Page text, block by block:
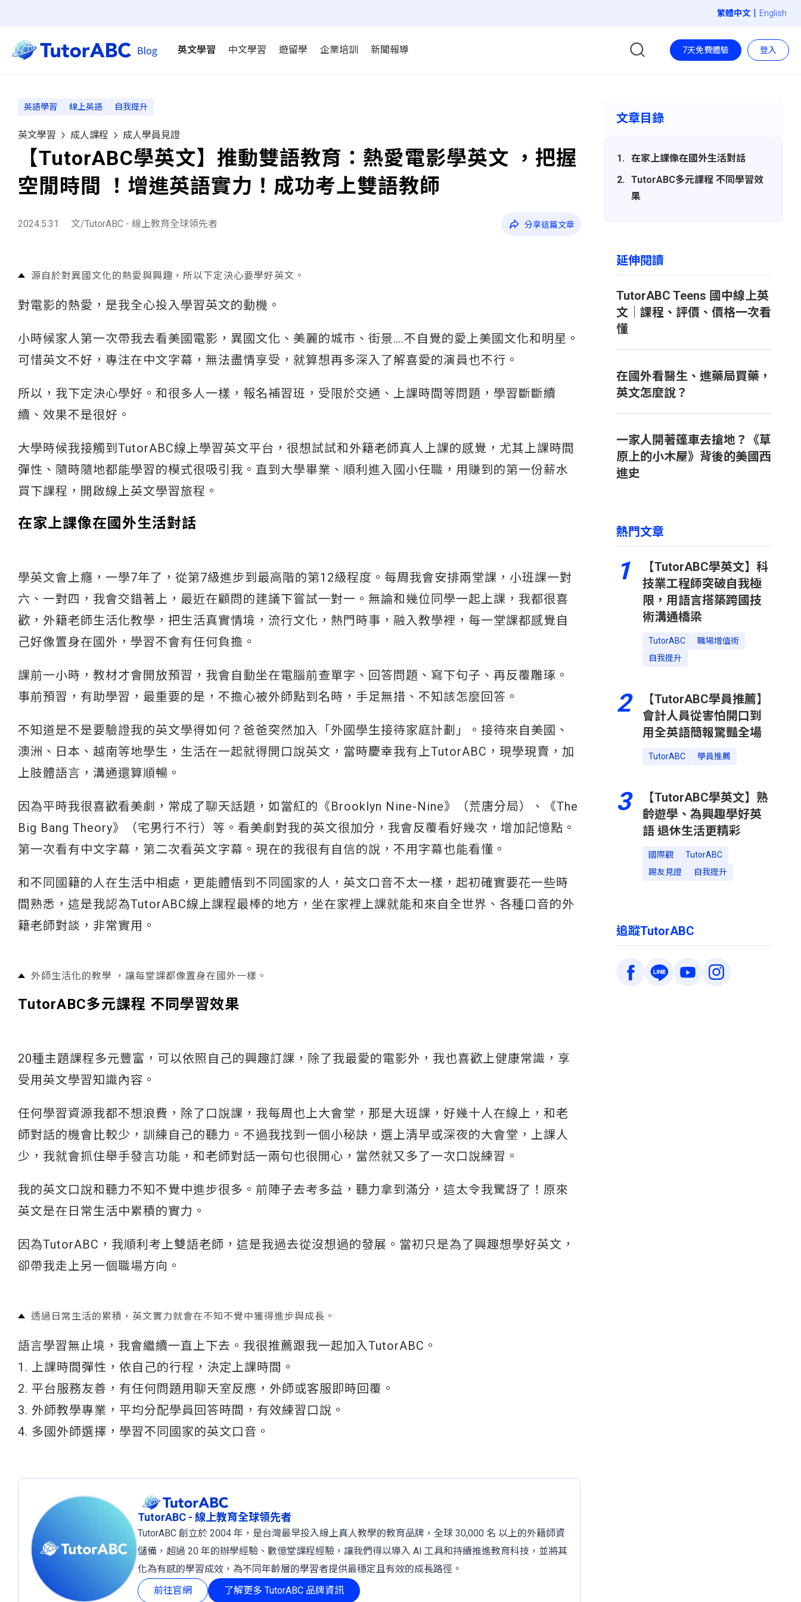
| English
英文學習 中文學習 遊留學 企業培訓 新聞報導 7天免費體驗 登入
英語學習 線上英語 自我提升
英文學習 成人課程 成人學員見證
【TutorABC學英文】推動雙語教育：熱愛電影學英文 ，把握
空閒時間 ！增進英語實力！成功考上雙語教師
2024.5.31 文/TutorABC - 線上教育全球領先者 分享這篇文章
源自於對異國文化的熱愛與興趣，所以下定決心要學好英文。
對電影的熱愛，是我全心投入學習英文的動機。
小時候家人第一次帶我去看美國電影，異國文化、美麗的城市、街景….不自覺的愛上美國文化和明星。
可惜英文不好，專注在中文字幕，無法盡情享受，就算想再多深入了解喜愛的演員也不行。
所以，我下定決心學好。和很多人一樣，報名補習班，受限於交通、上課時間等問題，學習斷斷續
續、效果不是很好。
大學時候我接觸到TutorABC線上學習英文平台，很想試試和外籍老師真人上課的感覺，尤其上課時間
彈性、隨時隨地都能學習的模式很吸引我。直到大學畢業、順利進入國小任職，用賺到的第一份薪水
買下課程，開啟線上英文學習旅程。
在家上課像在國外生活對話
學英文會上癮，一學7年了，從第7級進步到最高階的第12級程度。每周我會安排兩堂課，小班課一對
六、一對四，我會交錯著上，最近在顧問的建議下嘗試一對一。無論和幾位同學一起上課，我都很喜
歡，外籍老師生活化教學，把生活真實情境，流行文化，熱門時事，融入教學裡，每一堂課都感覺自
己好像置身在國外，學習不會有任何負擔。
課前一小時，教材才會開放預習，我會自動坐在電腦前查單字、回答問題、寫下句子、再反覆雕琢。
事前預習，有助學習，最重要的是，不擔心被外師點到名時，手足無措、不知該怎麼回答。
不知道是不是要驗證我的英文學得如何？爸爸突然加入「外國學生接待家庭計劃」。接待來自美國、
澳洲、日本、越南等地學生，生活在一起就得開口說英文，當時慶幸我有上TutorABC，現學現賣，加
上肢體語言，溝通還算順暢。
因為平時我很喜歡看美劇，常成了聊天話題，如當紅的《Brooklyn Nine-Nine》（荒唐分局）、《The
Big Bang Theory》（宅男行不行）等。看美劇對我的英文很加分，我會反覆看好幾次，增加記憶點。
第一次看有中文字幕，第二次看英文字幕。現在的我很有自信的說，不用字幕也能看懂。
和不同國籍的人在生活中相處，更能體悟到不同國家的人，英文口音不太一樣，起初確實要花一些時
間熟悉，這是我認為TutorABC線上課程最棒的地方，坐在家裡上課就能和來自全世界、各種口音的外
籍老師對談，非常實用。
外師生活化的教學 ，讓每堂課都像置身在國外一樣。
TutorABC多元課程 不同學習效果
20種主題課程多元豐富，可以依照自己的興趣訂課，除了我最愛的電影外，我也喜歡上健康常識，享
受用英文學習知識內容。
任何學習資源我都不想浪費，除了口說課，我每周也上大會堂，那是大班課，好幾十人在線上，和老
師對話的機會比較少，訓練自己的聽力。不過我找到一個小秘訣，選上清早或深夜的大會堂，上課人
少，我就會抓住舉手發言功能，和老師對話一兩句也很開心，當然就又多了一次口說練習。
我的英文口說和聽力不知不覺中進步很多。前陣子去考多益，聽力拿到滿分，這太令我驚訝了！原來
英文是在日常生活中累積的實力。
因為TutorABC，我順利考上雙語老師，這是我過去從沒想過的發展。當初只是為了興趣想學好英文，
卻帶我走上另一個職場方向。
透過日常生活的累積，英文實力就會在不知不覺中獲得進步與成長。
語言學習無止境，我會繼續一直上下去。我很推薦跟我一起加入TutorABC。
1. 上課時間彈性，依自己的行程，決定上課時間。
2. 平台服務友善，有任何問題用聊天室反應，外師或客服即時回覆。
3. 外師教學專業，平均分配學員回答時間，有效練習口說。
4. 多國外師選擇，學習不同國家的英文口音。
TutorABC - 線上教育全球領先者
TutorABC 創立於 2004 年，是台灣最早投入線上真人教學的教育品牌，全球 30,000 名 以上的外籍師資
儲備，超過 20 年的辦學經驗、數億堂課程經驗，讓我們得以導入 AI 工具和持續推進教育科技，並將其
化為有感的學習成效，為不同年齡層的學習者提供最穩定且有效的成長路徑。
前往官網
了解更多 TutorABC 品牌資訊
文章目錄
在家上課像在國外生活對話
TutorABC多元課程 不同學習效
果
延伸閱讀
TutorABC Teens 國中線上英
文｜課程、評價、價格一次看
懂
在國外看醫生、進藥局買藥，
英文怎麼說？
一家人開著篷車去搶地？《草
原上的小木屋》背後的美國西
進史
熱門文章
1
【TutorABC學英文】科
技業工程師突破自我極
限，用語言搭築跨國技
術溝通橋梁
TutorABC
職場增值術
自我提升
2
【TutorABC學員推薦】
會計人員從害怕開口到
用全英語簡報驚豔全場
TutorABC 學員推薦
3
【TutorABC學英文】熟
齡遊學、為興趣學好英
語 退休生活更精彩
國際觀
TutorABC
踢友見證
自我提升
追蹤TutorABC